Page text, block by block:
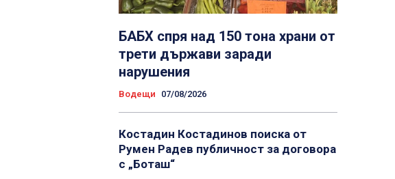
БАБХ спря над 150 тона храни от
трети държави заради
нарушения
Водещи 07/08/2026
Костадин Костадинов поиска от
Румен Радев публичност за договора
с „Боташ“